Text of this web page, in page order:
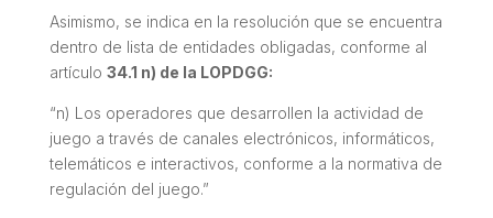
Asimismo, se indica en la resolución que se encuentra
dentro de lista de entidades obligadas, conforme al
artículo 34.1 n) de la LOPDGG:
“n) Los operadores que desarrollen la actividad de
juego a través de canales electrónicos, informáticos,
telemáticos e interactivos, conforme a la normativa de
regulación del juego.”